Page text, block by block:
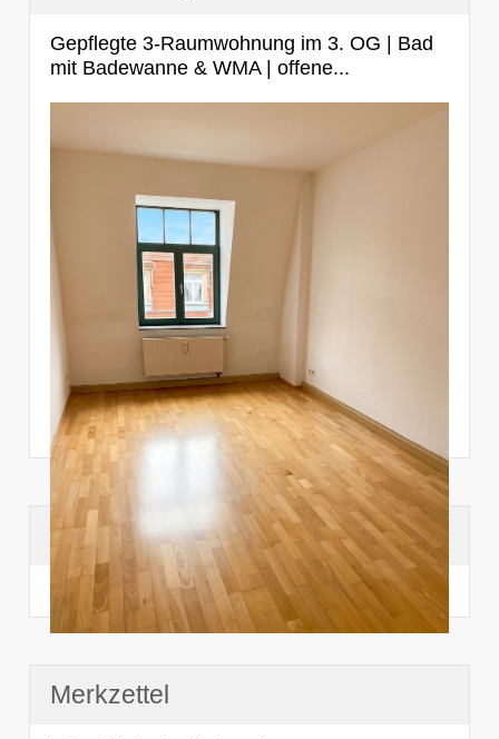
Gepflegte 3-Raumwohnung im 3. OG | Bad
mit Badewanne & WMA | offene...
Suchhistorie
noch nichts angesehen
Merkzettel